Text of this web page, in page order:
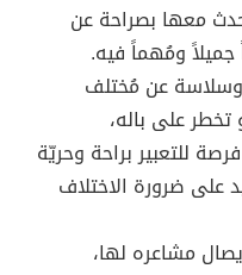
معها بصراحة عن
جميلاً ومُهماً فيه.
وسلاسة عن مُختلف
تخطر على باله،
للتعبير براحة وحريّة
على ضرورة الاختلاف
مشاعره لها،